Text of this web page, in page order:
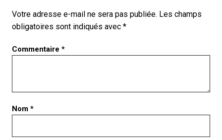
Votre adresse e-mail ne sera pas publiée. Les champs
obligatoires sont indiqués avec *
Commentaire *
Nom *